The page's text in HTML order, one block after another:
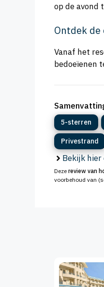
op de avond
Ontdek de
Vanaf het
bedoeïenen
5-sterren
Privestrand
Bekijk
Deze review van
voorbehoud van